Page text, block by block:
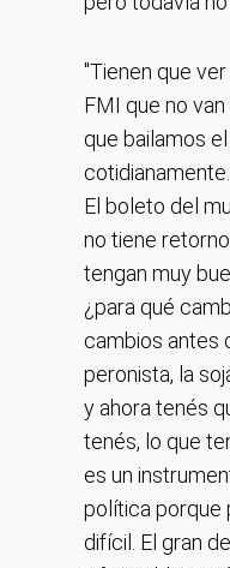
"Tienen que
FMI que no
que bailamos
El boleto del
no tiene
tengan muy
¿para qué
cambios antes
peronista, la
y ahora tenés
tenés, lo que
es un
política porque
difícil. El gran